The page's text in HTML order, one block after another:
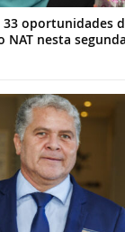
33 oportunidades
NAT nesta